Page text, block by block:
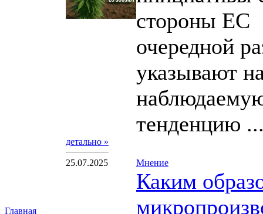
Главная
стороны ЕС
очередной
указывают
тенденцию
детально »
25.07.2025 Мнение
Каким